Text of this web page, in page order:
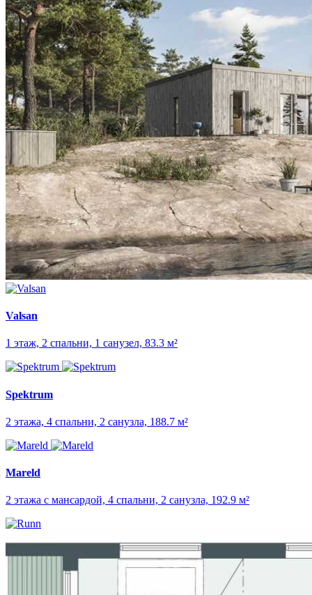
Valsan
1 этаж, 2 спальни, 1 санузел, 83.3 м²
Spektrum
2 этажа, 4 спальни, 2 санузла, 188.7 м²
Mareld
2 этажа с мансардой, 4 спальни, 2 санузла, 192.9 м²